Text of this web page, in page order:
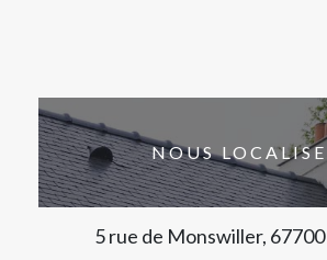
NOUS
5 rue de Monswiller,